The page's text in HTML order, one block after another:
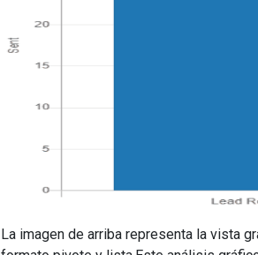
La imagen de arriba representa la vista